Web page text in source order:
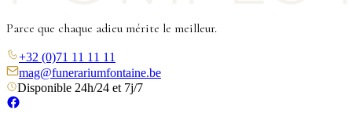
Parce que chaque adieu mérite le meilleur.
+32 (0)71 11 11 11
mag@funerariumfontaine.be
Disponible 24h/24 et 7j/7